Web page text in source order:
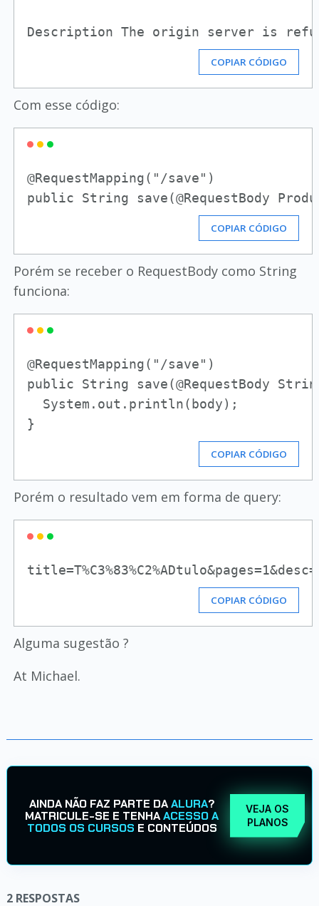
COPIAR CÓDIGO
Com esse código:
@RequestMapping("/save")
COPIAR CÓDIGO
Porém se receber o RequestBody como String
funciona:
@RequestMapping("/save")
public String save(@RequestBody
  System.out.println(body);
COPIAR CÓDIGO
Porém o resultado vem em forma de query:
COPIAR CÓDIGO
Alguma sugestão ?
At Michael.
AINDA NÃO FAZ PARTE DAALURA?
MATRICULE-SE E TENHAACESSO A
TODOS OS CURSOS E CONTEÚDOS
VEJA OS
PLANOS
2 RESPOSTAS